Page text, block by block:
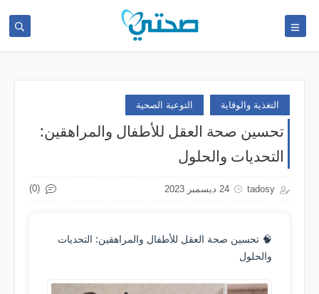
التغذية والوقاية التوعية الصحية
تحسين صحة العقل للأطفال والمراهقين:
التحديات والحلول
tadosy 24 ديسمبر 2023 (0)
🧠 تحسين صحة العقل للأطفال والمراهقين: التحديات
والحلول